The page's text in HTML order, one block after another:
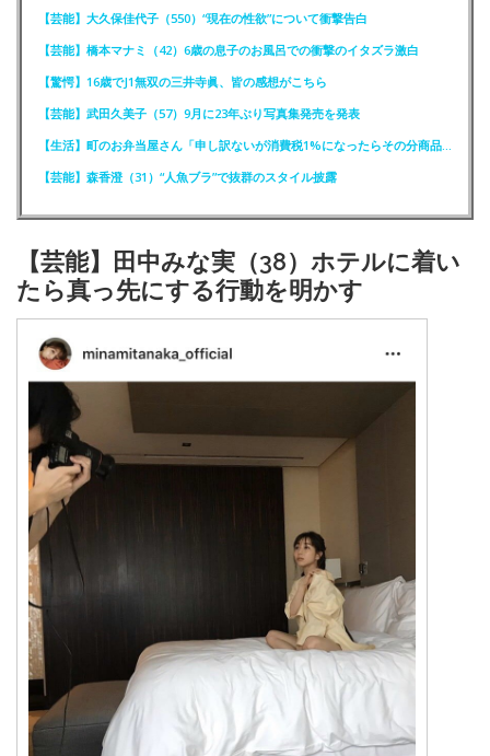
【芸能】大久保佳代子（550）“現在の性欲”について衝撃告白
【芸能】橋本マナミ（42）6歳の息子のお風呂での衝撃のイタズラ激白
【驚愕】16歳でJ1無双の三井寺眞、皆の感想がこちら
【芸能】武田久美子（57）9月に23年ぶり写真集発売を発表
【生活】町のお弁当屋さん「申し訳ないが消費税1%になったらその分商品代を値上げするわ」
【芸能】森香澄（31）“人魚ブラ”で抜群のスタイル披露
【芸能】田中みな実（38）ホテルに着い
たら真っ先にする行動を明かす